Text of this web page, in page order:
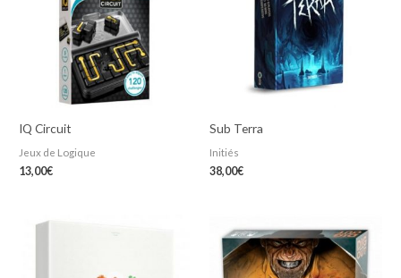
IQ Circuit
Jeux de Logique
13,00€
Sub Terra
Initiés
38,00€